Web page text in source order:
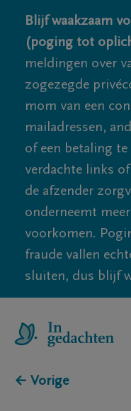
Blijf waakzaam
(poging tot
meldingen over
zogezegde
mom van een
mailadressen,
of een betaling
verdachte links
de afzender
onderneemt
voorkomen.
fraude vallen
sluiten, dus blijf
← Vorige